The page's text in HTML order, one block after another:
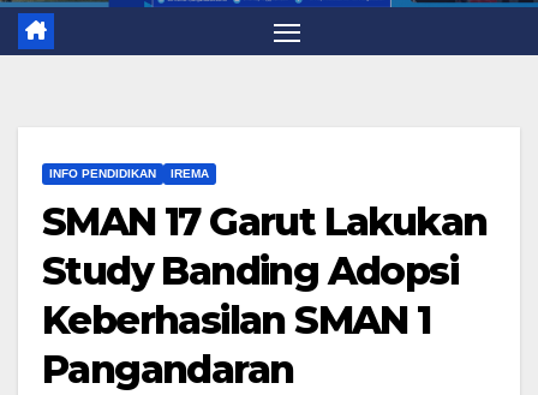
INFO PENDIDIKAN IREMA
SMAN 17 Garut Lakukan
Study Banding Adopsi
Keberhasilan SMAN 1
Pangandaran